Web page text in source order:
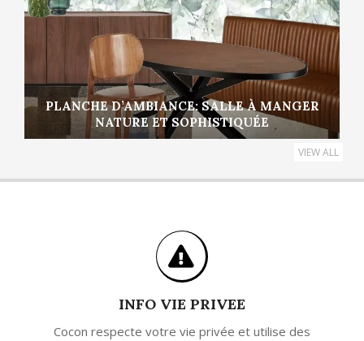
PLANCHE D’AMBIANCE: SALLE À MANGER
NATURE ET SOPHISTIQUÉE
VIEW ALL
INFO VIE PRIVEE
Cocon respecte votre vie privée et utilise des